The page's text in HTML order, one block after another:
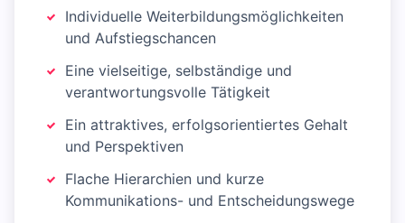
Individuelle Weiterbildungsmöglichkeiten
und Aufstiegschancen
Eine vielseitige, selbständige und
verantwortungsvolle Tätigkeit
Ein attraktives, erfolgsorientiertes Gehalt
und Perspektiven
Flache Hierarchien und kurze
Kommunikations- und Entscheidungswege